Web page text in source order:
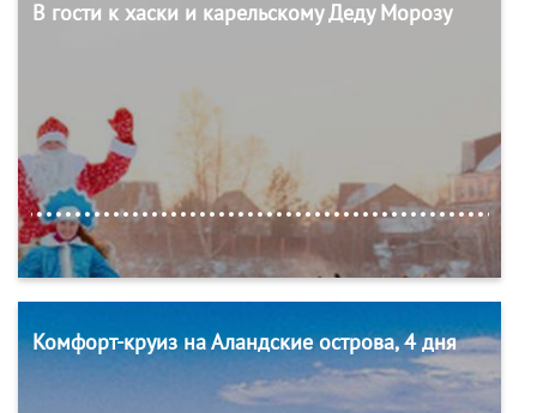
В гости к хаски и карельскому Деду Морозу
Комфорт-круиз на Аландские острова, 4 дня